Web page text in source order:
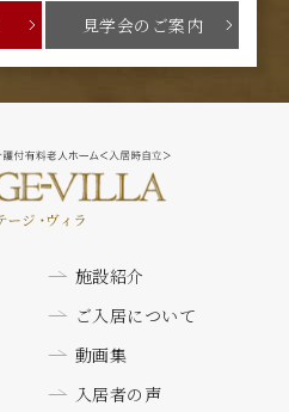
見学会のご案内
施設紹介
ご入居について
動画集
入居者の声